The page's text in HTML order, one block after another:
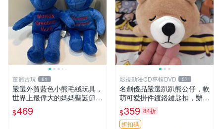
董爺古玩 61
嚴選外貿藍色小熊毛絨玩具，
世界上最偉大的媽媽聖誕節推
薦禮物 五角星 兒童玩具 母親
節
$469
影視動漫CD專輯DVD 57
名創優品嚴選趴趴熊公仔，軟
萌可愛掛件鍍鉻鍵匙扣，辦公
放松好選擇 趴趴熊 鍍鉻鍵匙
扣 萬用掛件
$359 84折
折扣碼